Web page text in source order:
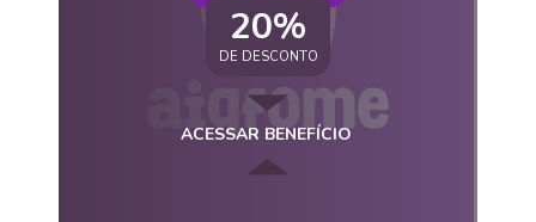
20%
DE DESCONTO
ACESSAR BENEFÍCIO